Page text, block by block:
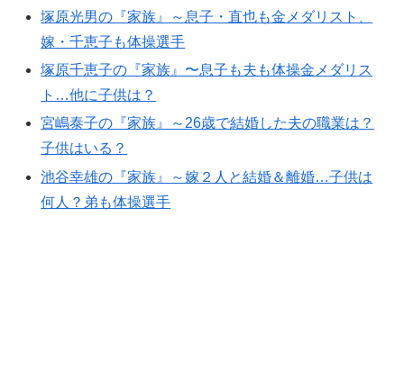
塚原光男の『家族』～息子・直也も金メダリスト、
嫁・千恵子も体操選手
塚原千恵子の『家族』〜息子も夫も体操金メダリス
ト…他に子供は？
宮嶋泰子の『家族』～26歳で結婚した夫の職業は？
子供はいる？
池谷幸雄の『家族』～嫁２人と結婚＆離婚…子供は
何人？弟も体操選手